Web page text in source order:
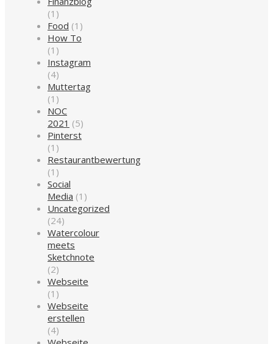
(1)
Food (1)
How To
(1)
Instagram
(4)
Muttertag
(1)
NOC
2021 (5)
Pinterst
(1)
Restaurantbewertung
(1)
Social
Media (1)
Uncategorized
(24)
Watercolour
meets
Sketchnote
(2)
Webseite
(1)
Webseite
erstellen
(4)